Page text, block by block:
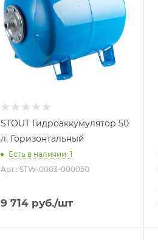
Для
водоснабжения
Присоединение бака
Гарантийный срок
STOUT Гидроаккумулятор 50
л. Горизонтальный
Есть в наличии: 1
Арт.: STW-0003-000050
9 714 руб./шт